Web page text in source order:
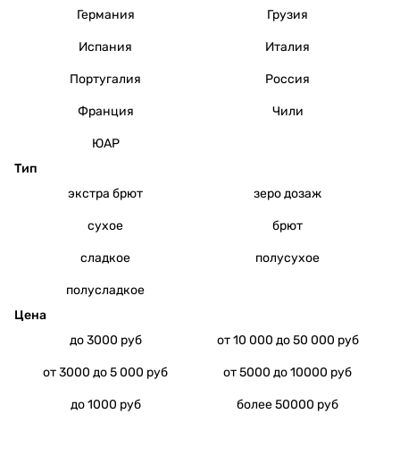
Германия Грузия
Испания Италия
Португалия Россия
Франция Чили
ЮАР
Тип
экстра брют
зеро дозаж
сухое брют
сладкое полусухое
полусладкое
Цена
до 3000 руб
от 10 000 до 50 000 руб
от 3000 до 5 000 руб от 5000 до 10000 руб
до 1000 руб более 50000 руб